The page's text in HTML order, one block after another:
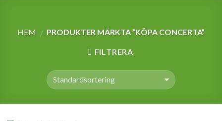
HEM / PRODUKTER MÄRKTA ”KÖPA CONCERTA”
FILTRERA